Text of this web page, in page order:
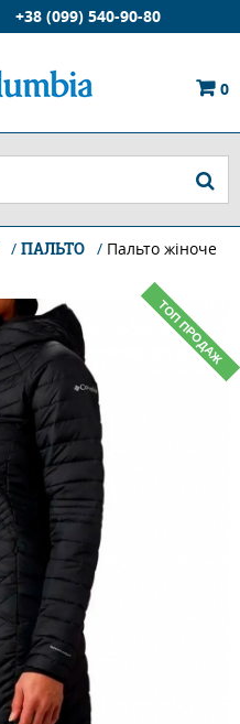
+38 (099) 540-90-80
0
ПАЛЬТО
Пальто жіноче
ТОП ПРОДАЖ